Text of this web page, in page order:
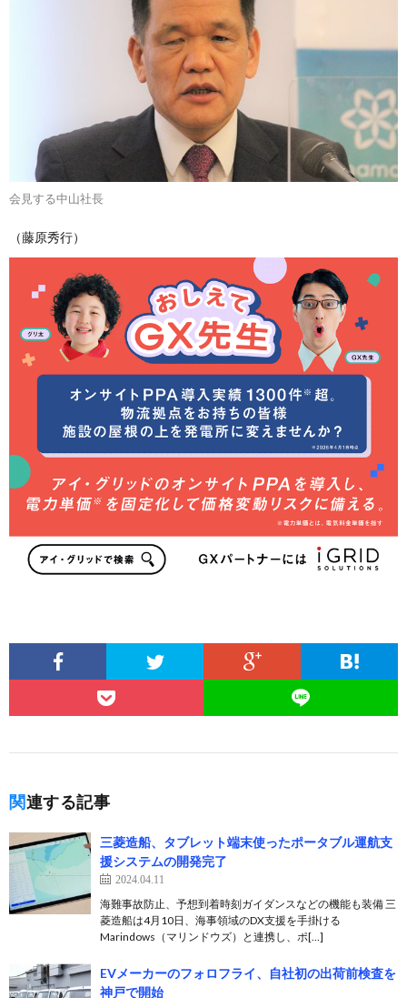
会見する中山社長
（藤原秀行）
関連する記事
三菱造船、タブレット端末使ったポータブル運航支
援システムの開発完了
2024.04.11
海難事故防止、予想到着時刻ガイダンスなどの機能も装備 三
菱造船は4月10日、海事領域のDX支援を手掛ける
Marindows（マリンドウズ）と連携し、ポ[…]
EVメーカーのフォロフライ、自社初の出荷前検査を
神戸で開始